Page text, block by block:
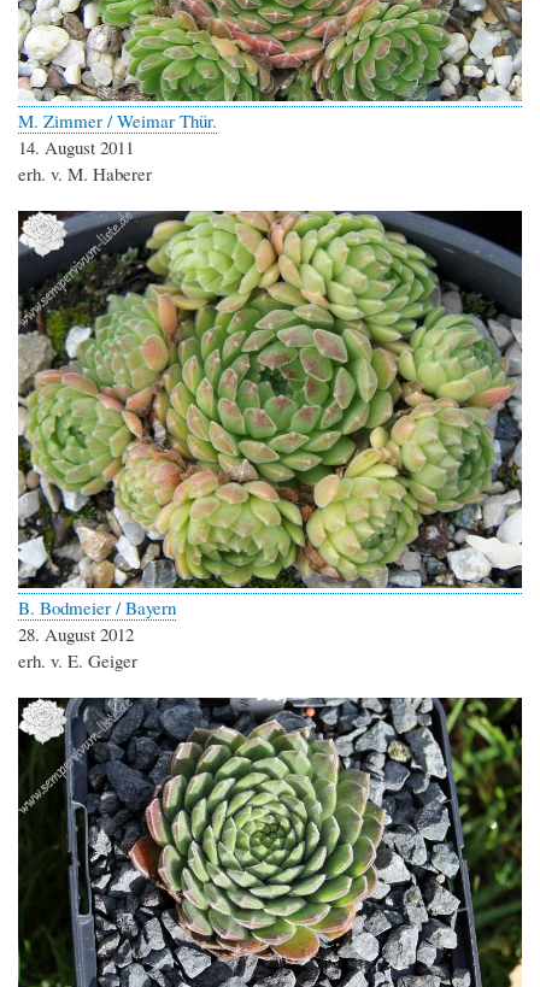
M. Zimmer / Weimar Thür.
14. August 2011
erh. v. M. Haberer
B. Bodmeier / Bayern
28. August 2012
erh. v. E. Geiger